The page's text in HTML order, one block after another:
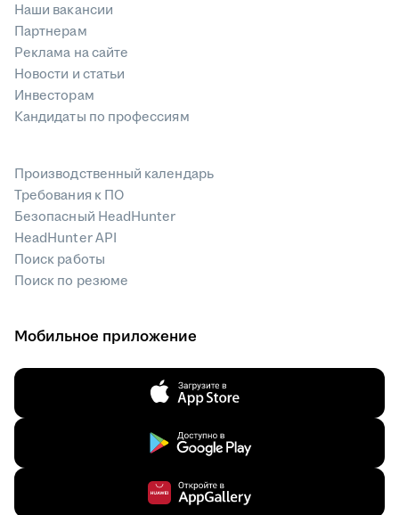
Наши вакансии
Партнерам
Реклама на сайте
Новости и статьи
Инвесторам
Кандидаты по профессиям
Производственный календарь
Требования к ПО
Безопасный HeadHunter
HeadHunter API
Поиск работы
Поиск по резюме
Мобильное приложение